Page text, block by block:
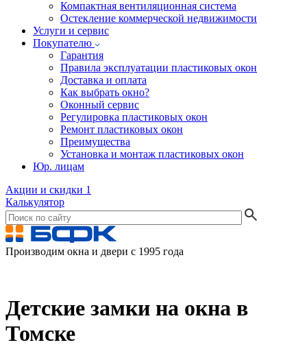
Компактная вентиляционная система
Остекление коммерческой недвижимости
Услуги и сервис
Покупателю
Гарантия
Правила эксплуатации пластиковых окон
Доставка и оплата
Как выбрать окно?
Оконный сервис
Регулировка пластиковых окон
Ремонт пластиковых окон
Преимущества
Установка и монтаж пластиковых окон
Юр. лицам
Акции и скидки 1
Калькулятор
Производим окна и двери с 1995 года
Детские замки на окна в
Томске